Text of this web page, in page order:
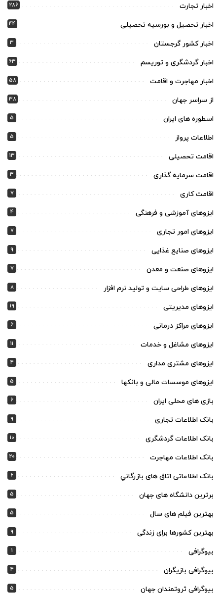
اخبار تجارت 286
اخبار تحصیل و بورسیه تحصیلی 44
اخبار کشور گرجستان 3
اخبار گردشگری و توریسم 63
اخبار مهاجرت و اقامت 58
از سراسر جهان 38
اسطوره های ایران 5
اطلاعات پرواز 5
اقامت تحصیلی 13
اقامت سرمایه گذاری 3
اقامت کاری 7
ایزوهای آموزشی و فرهنگی 4
ایزوهای امور تجاری 7
ایزوهای صنایع غذایی 9
ایزوهای صنعت و معدن 7
ایزوهای طراحی سایت و تولید نرم افزار 8
ایزوهای مدیریتی 19
ایزوهای مراکز درمانی 6
ایزوهای مشاغل و خدمات 11
ایزوهای مشتری مداری 4
ایزوهای موسسات مالی و بانکها 5
بازی های محلی ایران 6
بانک اطلاعات تجاری 9
بانک اطلاعات گردشگری 10
بانک اطلاعات مهاجرت 20
بانک اطلاعاتی اتاق های بازرگاني 6
برترین دانشگاه های جهان 5
بهترین فیلم های سال 5
بهترین کشورها برای زندگی 9
بیوگرافی 1
بیوگرافی بازیگران 4
بیوگرافی ثروتمندان جهان 5